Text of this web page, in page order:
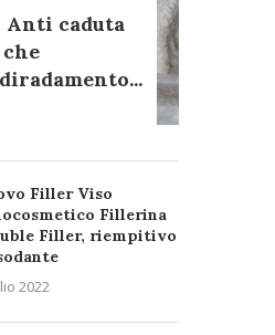
Anti caduta
Filler Viso
Fillerina
Filler, riempitivo
2022